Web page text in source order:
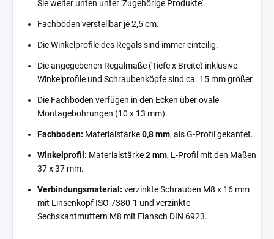
Sie weiter unten unter 'Zugehörige Produkte'.
Fachböden verstellbar je 2,5 cm.
Die Winkelprofile des Regals sind immer einteilig.
Die angegebenen Regalmaße (Tiefe x Breite) inklusive
Winkelprofile und Schraubenköpfe sind ca. 15 mm größer.
Die Fachböden verfügen in den Ecken über ovale
Montagebohrungen (10 x 13 mm).
Fachboden: Materialstärke0,8 mm, als G-Profil gekantet.
Winkelprofil: Materialstärke2 mm, L-Profil mit den Maßen
37 x 37 mm.
Verbindungsmaterial: verzinkte Schrauben M8 x 16 mm
mit Linsenkopf ISO 7380-1 und verzinkte
Sechskantmuttern M8 mit Flansch DIN 6923.